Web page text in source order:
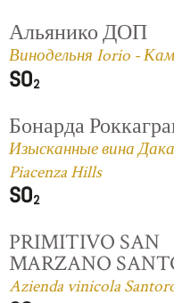
Альянико ДОП
Винодельня Iorio -
Бонарда
Изысканные вина
Piacenza Hills
PRIMITIVO SAN
MARZANO
Azienda vinicola